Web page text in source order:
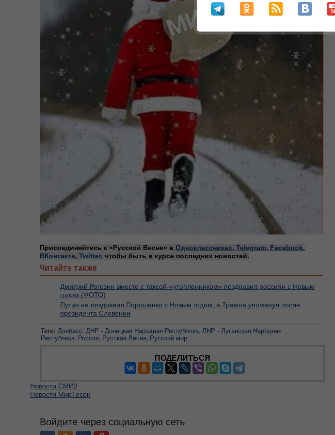
Присоединяйтесь к «Русской Весне» в Одноклассниках, Telegram, Facebook,
ВКонтакте, Twitter, чтобы быть в курсе последних новостей.
Читайте также
Дмитрий Рогозин вместе с таксой-«утопленником» поздравил россиян с Новым
годом (ФОТО)
Путин не поздравил Порошенко с Новым годом, а Трампа упомянул после
президента Словении
Теги: Донбасс ДНР - Донецкая Народная Республика ЛНР - Луганская Народная
Республика Россия Русская Весна Русский мир
ПОДЕЛИТЬСЯ
Новости СМИ2
Новости МирТесен
Войдите через социальную сеть